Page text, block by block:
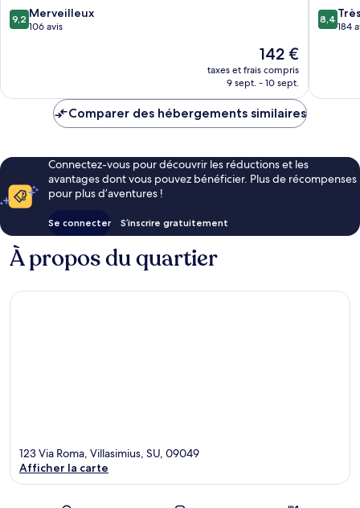
9.2
sur
9,2 Merveilleux
106 avis
Le
nouveau
prix
de
142 €
taxes et frais compris
9 sept. - 10 sept.
8.4
sur
8,4
184
Comparer des hébergements similaires
Connectez-vous pour découvrir les réductions et les
avantages dont vous pouvez bénéficier. Plus de récompenses
pour plus d’aventures !
Se connecter S’inscrire gratuitement
À propos du quartier
123 Via Roma, Villasimius, SU, 09049
Afficher la carte